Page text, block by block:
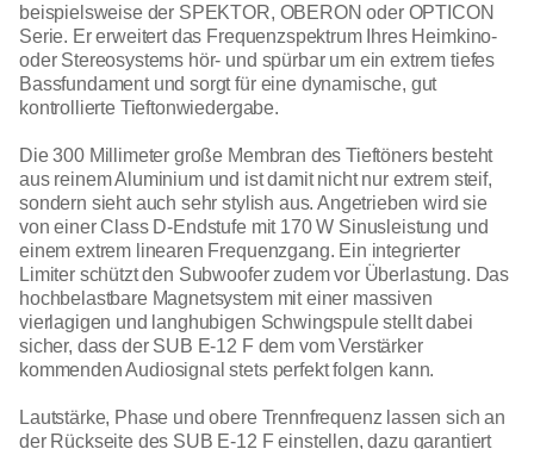
beispielsweise der SPEKTOR, OBERON oder OPTICON
Serie. Er erweitert das Frequenzspektrum Ihres Heimkino-
oder Stereosystems hör- und spürbar um ein extrem tiefes
Bassfundament und sorgt für eine dynamische, gut
kontrollierte Tieftonwiedergabe.
Die 300 Millimeter große Membran des Tieftöners besteht
aus reinem Aluminium und ist damit nicht nur extrem steif,
sondern sieht auch sehr stylish aus. Angetrieben wird sie
von einer Class D-Endstufe mit 170 W Sinusleistung und
einem extrem linearen Frequenzgang. Ein integrierter
Limiter schützt den Subwoofer zudem vor Überlastung. Das
hochbelastbare Magnetsystem mit einer massiven
vierlagigen und langhubigen Schwingspule stellt dabei
sicher, dass der SUB E-12 F dem vom Verstärker
kommenden Audiosignal stets perfekt folgen kann.
Lautstärke, Phase und obere Trennfrequenz lassen sich an
der Rückseite des SUB E-12 F einstellen, dazu garantiert